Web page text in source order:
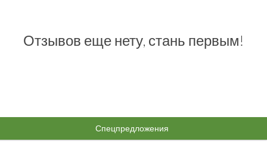
Отзывов еще нету, стань первым!
Спецпредложения